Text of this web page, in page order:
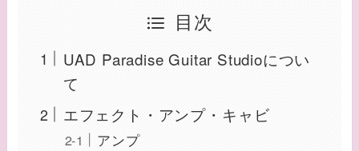
目次
UAD Paradise Guitar Studioについ
て
エフェクト・アンプ・キャビ
アンプ